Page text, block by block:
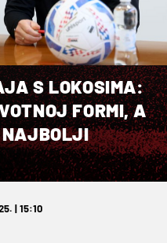
S LOKOSIMA:
FORMI, A
NAJBOLJI
| 15:10